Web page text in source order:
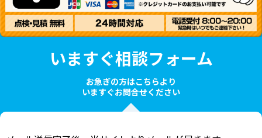
いますぐ相談フォーム
お急ぎの方はこちらより
いますぐお問合せください